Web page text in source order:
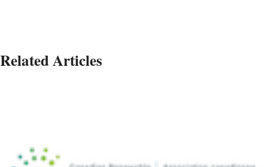
Related Articles